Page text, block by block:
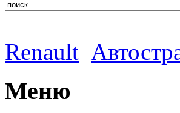
Renault
Меню